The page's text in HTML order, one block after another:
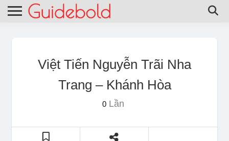
Việt Tiến Nguyễn Trãi Nha
Trang – Khánh Hòa
0Lần